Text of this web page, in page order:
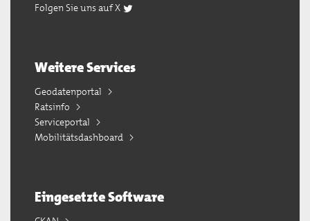
Folgen Sie uns auf X
Weitere Services
Geodatenportal
Ratsinfo
Serviceportal
Mobilitätsdashboard
Eingesetzte Software